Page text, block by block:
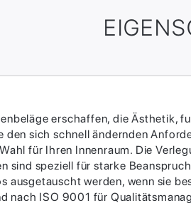
erschaffen, die Ästhetik,
den sich schnell ändernden
für Ihren Innenraum.​ Die
sind speziell für starke
ausgetauscht werden, wenn sie
nach ISO 9001 für